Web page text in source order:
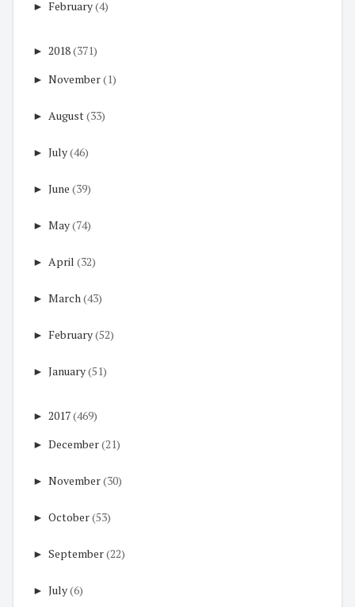
► February(4)
► 2018(371)
► November(1)
► August(33)
► July(46)
► June (39)
► May(74)
► April (32)
► March (43)
► February(52)
► January(51)
► 2017(469)
► December(21)
► November(30)
► October(53)
► September(22)
► July(6)